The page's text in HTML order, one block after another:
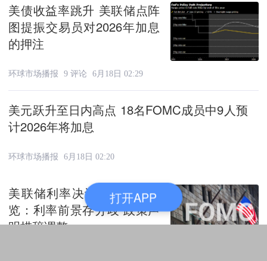
美债收益率跳升 美联储点阵
图提振交易员对2026年加息
的押注
环球市场播报 9 评论 6月18日 02:29
美元跃升至日内高点 18名FOMC成员中9人预
计2026年将加息
环球市场播报 6月18日 02:20
美联储利率决议关键要点一
览：利率前景存分歧 政策声
明措辞调整
打开APP